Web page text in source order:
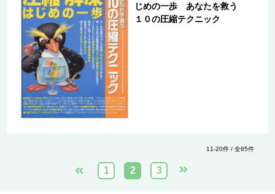
じめの一歩 あなたを救う
１０の圧縮テクニック
11-20件 / 全85件
1 2 3